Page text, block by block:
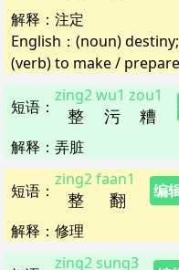
解释 ： 注定
English： (noun)
(verb) to make /
短语 ： 整
zing2
污
wu1
糟
zou1
解释 ： 弄脏
短语 ： 整
zing2
翻
faan1
编
解释 ： 修理
zing2 sung3